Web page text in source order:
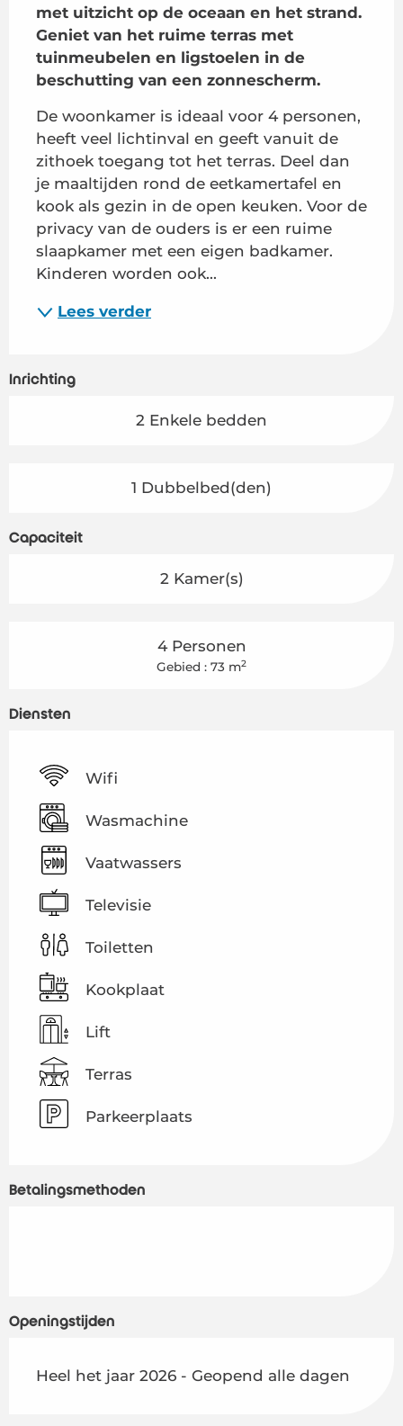
met uitzicht op de oceaan en het strand.
Geniet van het ruime terras met
tuinmeubelen en ligstoelen in de
beschutting van een zonnescherm.
De woonkamer is ideaal voor 4 personen,
heeft veel lichtinval en geeft vanuit de
zithoek toegang tot het terras. Deel dan
je maaltijden rond de eetkamertafel en
kook als gezin in de open keuken. Voor de
privacy van de ouders is er een ruime
slaapkamer met een eigen badkamer.
Kinderen worden ook...
Lees verder
Inrichting
2 Enkele bedden
1 Dubbelbed(den)
Capaciteit
2 Kamer(s)
4 Personen
Gebied : 73 m2
Diensten
Wifi
Wasmachine
Vaatwassers
Televisie
Toiletten
Kookplaat
Lift
Terras
Parkeerplaats
Betalingsmethoden
Openingstijden
Heel het jaar 2026 - Geopend alle dagen